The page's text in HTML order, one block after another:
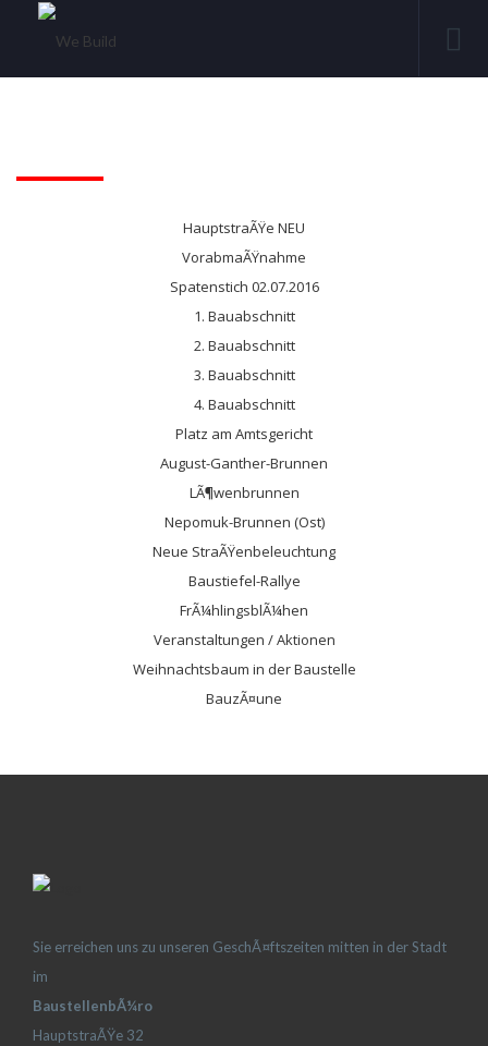
HauptstraÃŸe NEU
VorabmaÃŸnahme
Spatenstich 02.07.2016
1. Bauabschnitt
2. Bauabschnitt
3. Bauabschnitt
4. Bauabschnitt
Platz am Amtsgericht
August-Ganther-Brunnen
LÃ¶wenbrunnen
Nepomuk-Brunnen (Ost)
Neue StraÃŸenbeleuchtung
Baustiefel-Rallye
FrÃ¼hlingsblÃ¼hen
Veranstaltungen / Aktionen
Weihnachtsbaum in der Baustelle
BauzÃ¤une
Sie erreichen uns zu unseren GeschÃ¤ftszeiten mitten in der Stadt
im
BaustellenbÃ¼ro
HauptstraÃŸe 32